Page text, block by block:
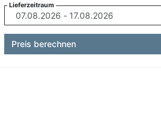
Lieferzeitraum
Preis berechnen